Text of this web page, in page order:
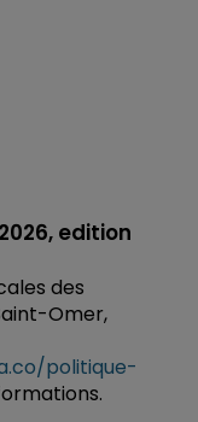
edition
des
Omer,
politique-